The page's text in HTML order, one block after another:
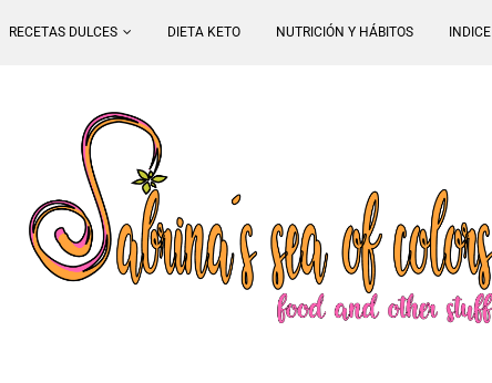
RECETAS DULCES DIETA KETO NUTRICIÓN Y HÁBITOS INDICE